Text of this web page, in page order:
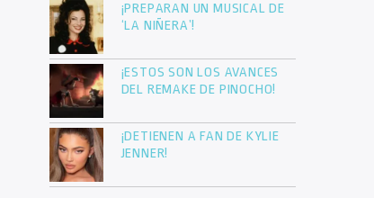
¡PREPARAN UN MUSICAL DE
‘LA NIÑERA’!
¡ESTOS SON LOS AVANCES
DEL REMAKE DE PINOCHO!
¡DETIENEN A FAN DE KYLIE
JENNER!